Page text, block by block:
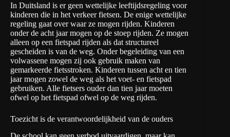
In Duitsland is er geen wettelijke leeftijdsregeling voor
kinderen die in het verkeer fietsen. De enige wettelijke
regeling gaat over waar ze mogen rijden. Kinderen
onder de acht jaar mogen op de stoep rijden. Ze mogen
alleen op een fietspad rijden als dat structureel
gescheiden is van de weg. Onder begeleiding van een
volwassene mogen zij ook gebruik maken van
gemarkeerde fietsstroken. Kinderen tussen acht en tien
jaar mogen zowel de weg als het voet- en fietspad
gebruiken. Alle fietsers ouder dan tien jaar moeten
ofwel op het fietspad ofwel op de weg rijden.
Toezicht is de verantwoordelijkheid van de ouders